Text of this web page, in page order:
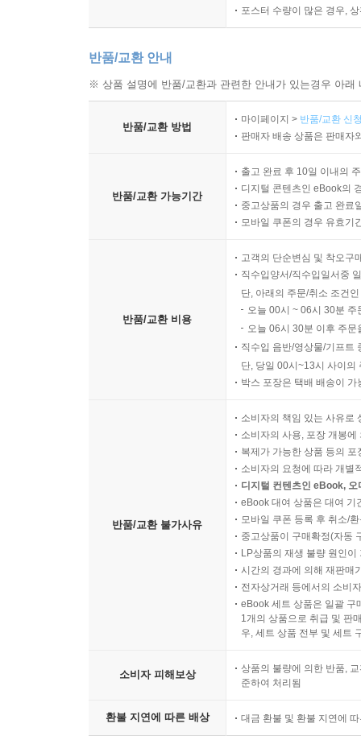
포스터 수량이 많은 경우,
반품/교환 안내
※ 상품 설명에 반품/교환과 관련한 안내가 있는경우 아
반품/교환 방법
마이페이지 > 반품/교환 신
판매자 배송 상품은 판매자
반품/교환 가능기간
출고 완료 후 10일 이내의
디지털 콘텐츠인 eBook의
중고상품의 경우 출고 완료
모바일 쿠폰의 경우 유효기
반품/교환 비용
고객의 단순변심 및 착오구
직수입양서/직수입일서중
단, 아래의 주문/취소 조건
오늘 00시 ~ 06시 30분
오늘 06시 30분 이후 주
직수입 음반/영상물/기프트
단, 당일 00시~13시 사이의
박스 포장은 택배 배송이
반품/교환 불가사유
소비자의 책임 있는 사유로
소비자의 사용, 포장 개봉
복제가 가능한 상품 등의
소비자의 요청에 따라 개별
디지털 컨텐츠인 eBook,
eBook 대여 상품은 대여 기
모바일 쿠폰 등록 후 취소/
중고상품이 구매확정(자동
LP상품의 재생 불량 원인
시간의 경과에 의해 재판매
전자상거래 등에서의 소비
eBook 세트 상품은 일괄 구
1개의 상품으로 취급 및 판
우, 세트 상품 전부 및 세트
소비자 피해보상
상품의 불량에 의한 반품,
준하여 처리됨
환불 지연에 따른 배상 대금 환불 및 환불 지연에